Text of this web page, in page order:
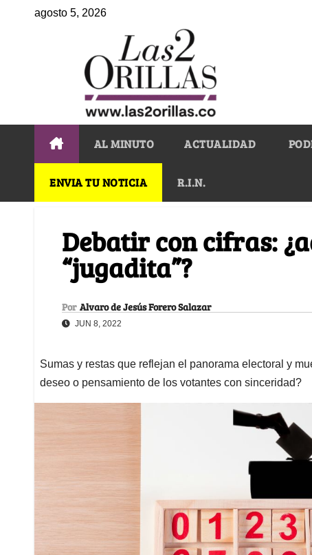
agosto 5, 2026
AL MINUTO ACTUALIDAD
ENVIA TU NOTICIA R.I.N.
Debatir con cifras:
“jugadita”?
Por Alvaro de Jesús Forero Salazar
JUN 8, 2022
Sumas y restas que reflejan el panorama electoral y
deseo o pensamiento de los votantes con sinceridad?